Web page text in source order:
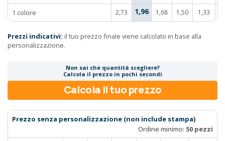
1 colore 2,73 1,96 1,68 1,50 1,33
Prezzi indicativi: il tuo prezzo finale viene calcolato in base alla
personalizzazione.
Non sai che quantità scegliere?
Calcola il prezzo in pochi secondi
Calcola il tuo prezzo
Prezzo senza personalizzazione (non include stampa)
Ordine minimo: 50 pezzi